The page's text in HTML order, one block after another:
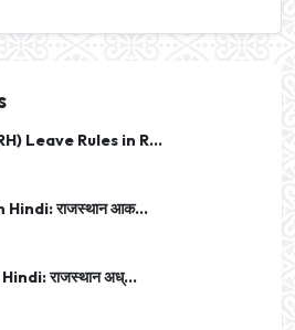
Leave Rules in R...
राजस्थान आक...
राजस्थान अध्...